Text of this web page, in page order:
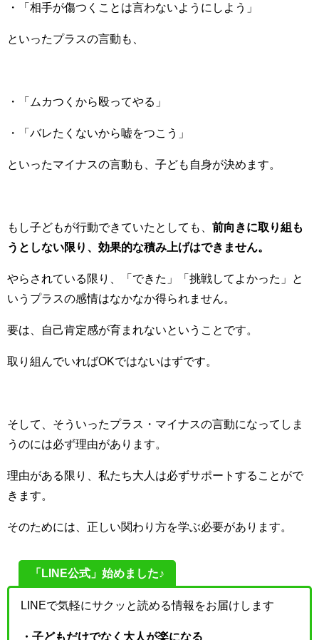
・「相手が傷つくことは言わないようにしよう」
といったプラスの言動も、
・「ムカつくから殴ってやる」
・「バレたくないから嘘をつこう」
といったマイナスの言動も、子ども自身が決めます。
もし子どもが行動できていたとしても、 前向きに取り組も
うとしない限り、効果的な積み上げはできません。
やらされている限り、「できた」「挑戦してよかった」と
いうプラスの感情はなかなか得られません。
要は、自己肯定感が育まれないということです。
取り組んでいればOKではないはずです。
そして、そういったプラス・マイナスの言動になってしま
うのには必ず理由があります。
理由がある限り、私たち大人は必ずサポートすることがで
きます。
そのためには、正しい関わり方を学ぶ必要があります。
「LINE公式」始めました♪
LINEで気軽にサクッと読める情報をお届けします
・子どもだけでなく大人が楽になる